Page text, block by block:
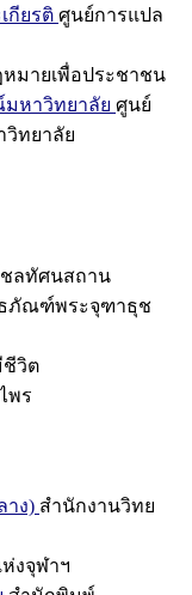
กียรติ ศูนย์การแปล
มายเพื่อประชาชน
หาวิทยาลัย ศูนย์
ทยาลัย
ลทัศนสถาน
ภัณฑ์พระจุฑาธุช
วิต
พร
าง) สำนักงานวิทย
งจุฬาฯ